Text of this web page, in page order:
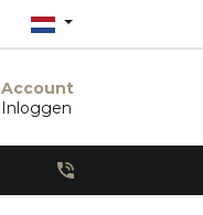
Account
Inloggen